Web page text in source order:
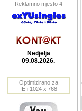
Reklamno mjesto 4
Nedjelja
09.08.2026.
Optimizirano za
IE i 1024 x 768